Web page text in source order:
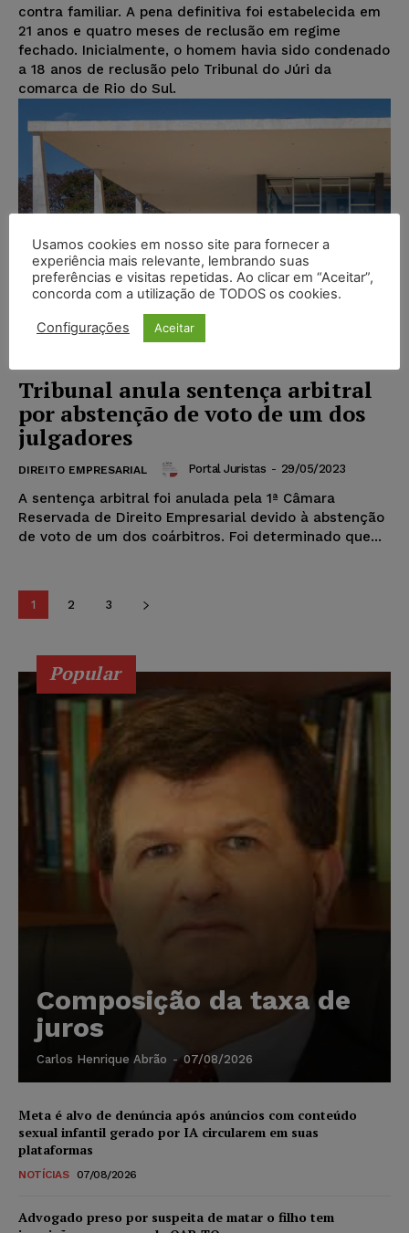
contra familiar. A pena definitiva foi estabelecida em
21 anos e quatro meses de reclusão em regime
fechado. Inicialmente, o homem havia sido condenado
a 18 anos de reclusão pelo Tribunal do Júri da
comarca de Rio do Sul.
Tribunal anula sentença arbitral
por abstenção de voto de um dos
julgadores
DIREITO EMPRESARIAL Portal Juristas - 29/05/2023
A sentença arbitral foi anulada pela 1ª Câmara
Reservada de Direito Empresarial devido à abstenção
de voto de um dos coárbitros. Foi determinado que...
1 2 3
Popular
Composição da taxa de
juros
Carlos Henrique Abrão - 07/08/2026
Meta é alvo de denúncia após anúncios com conteúdo
sexual infantil gerado por IA circularem em suas
plataformas
NOTÍCIAS 07/08/2026
Advogado preso por suspeita de matar o filho tem
Usamos cookies em nosso site para fornecer a
experiência mais relevante, lembrando suas
preferências e visitas repetidas. Ao clicar em “Aceitar”,
concorda com a utilização de TODOS os cookies.
Configurações Aceitar